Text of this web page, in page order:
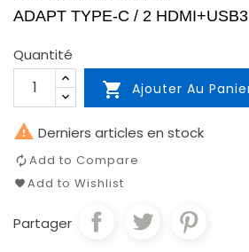
ADAPT TYPE-C / 2
Quantité
 Ajouter Au
 Derniers articles en stock
Add to Compare
Add to Wishlist
Partager